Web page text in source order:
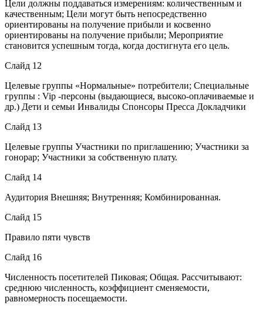
Цели должны поддаваться измерениям: количественным и
качественным; Цели могут быть непосредственно
ориентированы на получение прибыли и косвенно
ориентированы на получение прибыли; Мероприятие
становится успешным тогда, когда достигнута его цель.
Слайд 12
Целевые группы «Нормальные» потребители; Специальные
группы : Vip -персоны (выдающиеся, высоко-оплачиваемые и
др.) Дети и семьи Инвалиды Спонсоры Пресса Докладчики
Слайд 13
Целевые группы Участники по приглашению; Участники за
гонорар; Участники за собственную плату.
Слайд 14
Аудитория Внешняя; Внутренняя; Комбинированная.
Слайд 15
Правило пяти чувств
Слайд 16
Численность посетителей Пиковая; Общая. Рассчитывают:
среднюю численность, коэффициент сменяемости,
равномерность посещаемости.